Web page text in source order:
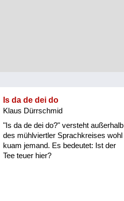
Is da de dei do
Klaus Dürrschmid
"Is da de dei do?" versteht außerhalb
des mühlviertler Sprachkreises wohl
kuam jemand. Es bedeutet: Ist der
Tee teuer hier?